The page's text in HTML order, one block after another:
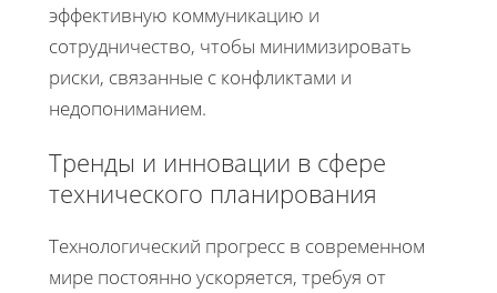
эффективную коммуникацию и
сотрудничество, чтобы минимизировать
риски, связанные с конфликтами и
недопониманием.
Тренды и инновации в сфере
технического планирования
Технологический прогресс в современном
мире постоянно ускоряется, требуя от